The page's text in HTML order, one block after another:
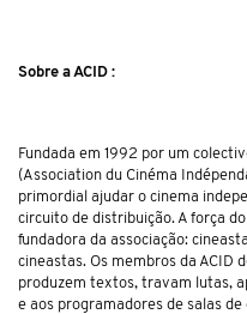
Sobre a ACID :
Fundada em 1992 por um
(Association du Cinéma
primordial ajudar o cinema
circuito de distribuição. A força
fundadora da associação:
cineastas. Os membros da ACID
produzem textos, travam lutas,
e aos programadores de salas